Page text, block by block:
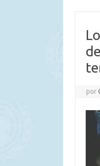
por